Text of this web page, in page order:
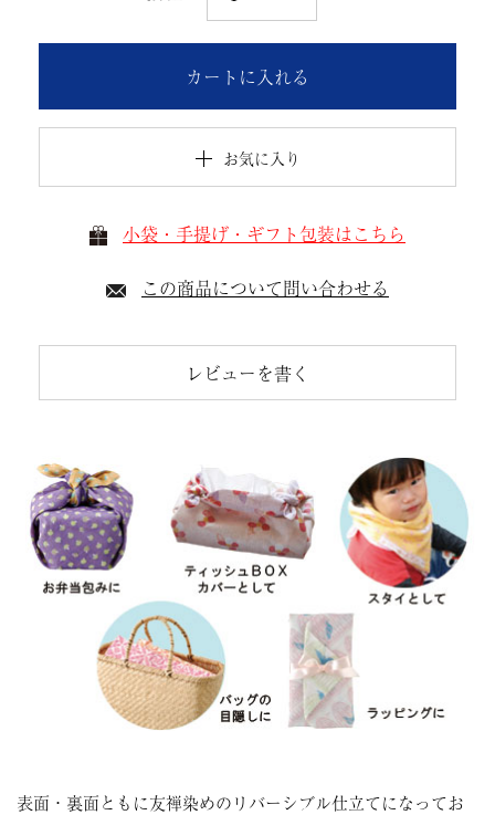
お気に入り
カートに入れる
小袋・手提げ・ギフト包装はこちら
この商品について問い合わせる
レビューを書く
表面・裏面ともに友禅染めのリバーシブル仕立てになってお